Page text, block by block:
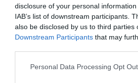
disclosure of your personal
IAB’s list of downstream participants.
also be disclosed by us to third parties
Downstream Participants that may
Please note that this website/app uses
Personal Data Processing Opt
– idézi a portálOndřej Dufeket,
vállalkozást irányít. Ő a
nevű cégnek, ami elsősorban
lakáskiadásokkal foglalkozik